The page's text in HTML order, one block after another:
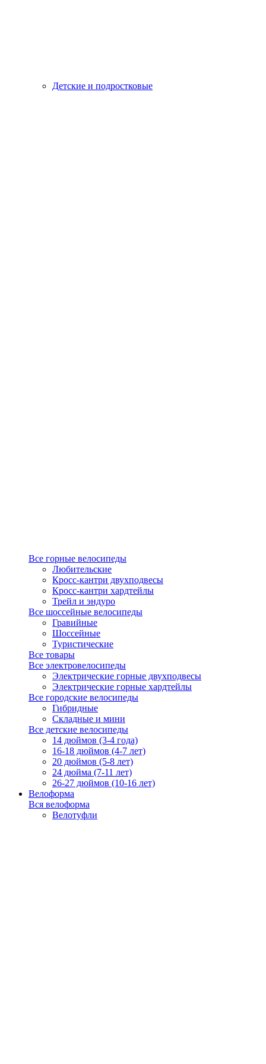
Детские и подростковые
Все горные велосипеды
Любительские
Кросс-кантри двухподвесы
Кросс-кантри хардтейлы
Трейл и эндуро
Все шоссейные велосипеды
Гравийные
Шоссейные
Туристические
Все товары
Все электровелосипеды
Электрические горные двухподвесы
Электрические горные хардтейлы
Все городские велосипеды
Гибридные
Складные и мини
Все детские велосипеды
14 дюймов (3-4 года)
16-18 дюймов (4-7 лет)
20 дюймов (5-8 лет)
24 дюйма (7-11 лет)
26-27 дюймов (10-16 лет)
Велоформа
Вся велоформа
Велотуфли